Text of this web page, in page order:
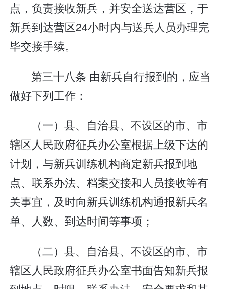
点，负责接收新兵，并安全送达营区，于
新兵到达营区24小时内与送兵人员办理完
毕交接手续。
第三十八条 由新兵自行报到的，应当
做好下列工作：
（一）县、自治县、不设区的市、市
辖区人民政府征兵办公室根据上级下达的
计划，与新兵训练机构商定新兵报到地
点、联系办法、档案交接和人员接收等有
关事宜，及时向新兵训练机构通报新兵名
单、人数、到达时间等事项；
（二）县、自治县、不设区的市、市
辖区人民政府征兵办公室书面告知新兵报